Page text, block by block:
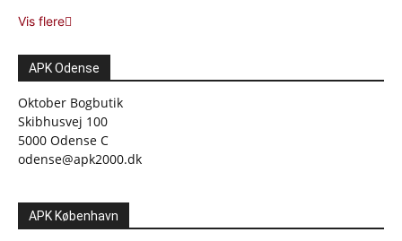
Vis flere
APK Odense
Oktober Bogbutik
Skibhusvej 100
5000 Odense C
odense@apk2000.dk
APK København